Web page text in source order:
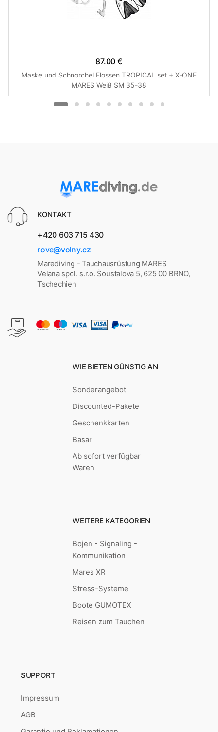
87.00 €
Maske und Schnorchel Flossen TROPICAL set + X-ONE
MARES Weiß SM 35-38
KONTAKT
+420 603 715 430
rove@volny.cz
Marediving - Tauchausrüstung MARES
Velana spol. s.r.o. Šoustalova 5, 625 00 BRNO,
Tschechien
WIE BIETEN GÜNSTIG AN
Sonderangebot
Discounted-Pakete
Geschenkkarten
Basar
Ab sofort verfügbar
Waren
WEITERE KATEGORIEN
Bojen - Signaling -
Kommunikation
Mares XR
Stress-Systeme
Boote GUMOTEX
Reisen zum Tauchen
SUPPORT
Impressum
AGB